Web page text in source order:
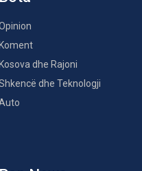
Koment
Kosova dhe Rajoni
dhe Teknologji